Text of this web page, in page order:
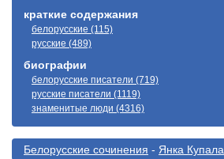
краткие содержания
белорусские (115)
русские (489)
биографии
белорусские писатели (719)
русские писатели (1119)
знаменитые люди (4316)
Белорусские сочинения - Янка Купала